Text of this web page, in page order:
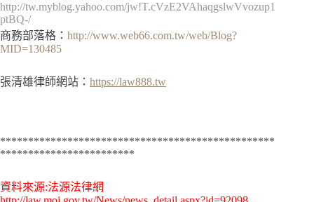
http://tw.myblog.yahoo.com/jw!T.cVzE2VAhaqgslwVvozup1
ptBQ-/
商務部落格： http://www.web66.com.tw/web/Blog?
MID=130485
張清雄律師網站： https://law888.tw
*************************************************
************************
資料來源:法源法律網